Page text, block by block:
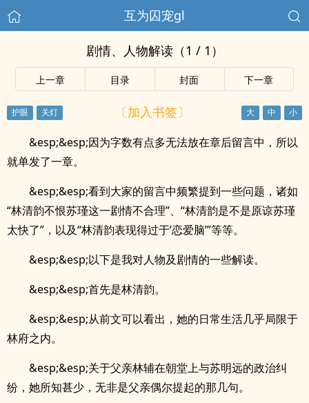
互为囚宠gl
剧情、人物解读（1 / 1）
上一章 目录 封面 下一章
〔加入书签〕
&esp;&esp;因为字数有点多无法放在章后留言中，所以
就单发了一章。
&esp;&esp;看到大家的留言中频繁提到一些问题，诸如
“林清韵不恨苏瑾这一剧情不合理”、“林清韵是不是原谅苏瑾
太快了”，以及“林清韵表现得过于‘恋爱脑’”等等。
&esp;&esp;以下是我对人物及剧情的一些解读。
&esp;&esp;首先是林清韵。
&esp;&esp;从前文可以看出，她的日常生活几乎局限于
林府之内。
&esp;&esp;关于父亲林辅在朝堂上与苏明远的政治纠
纷，她所知甚少，无非是父亲偶尔提起的那几句。